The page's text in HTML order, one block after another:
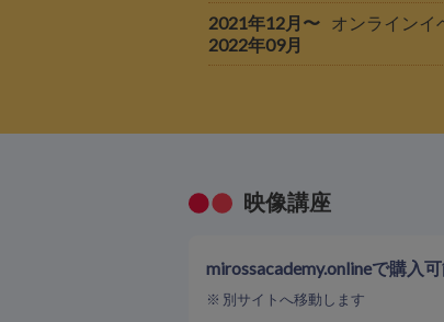
2021年12月〜
2022年09月
オンラインイ
映像講座
mirossacademy.onlineで購入
※ 別サイトへ移動します